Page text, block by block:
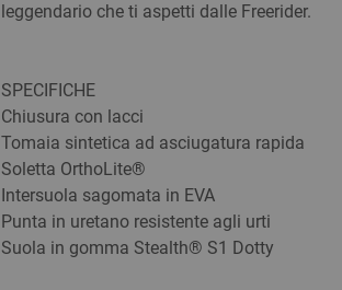
leggendario che ti aspetti dalle Freerider.
SPECIFICHE
Chiusura con lacci
Tomaia sintetica ad asciugatura rapida
Soletta OrthoLite®
Intersuola sagomata in EVA
Punta in uretano resistente agli urti
Suola in gomma Stealth® S1 Dotty